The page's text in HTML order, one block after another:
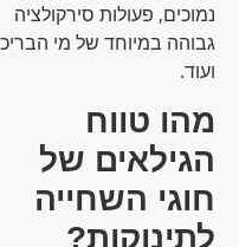
נמוכים, פעולות סירקולציה
גבוהה במיוחד של מי הבריכה
ועוד.
מהו טווח
הגילאים של
חוגי השחייה
לתינוקות?